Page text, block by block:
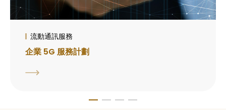
流動通訊服務
企業 5G 服務計劃